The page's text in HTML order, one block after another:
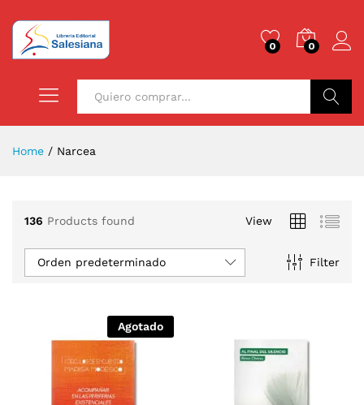
0 0
Home / Narcea
136 Products found View
Filter
Orden predeterminado
Agotado